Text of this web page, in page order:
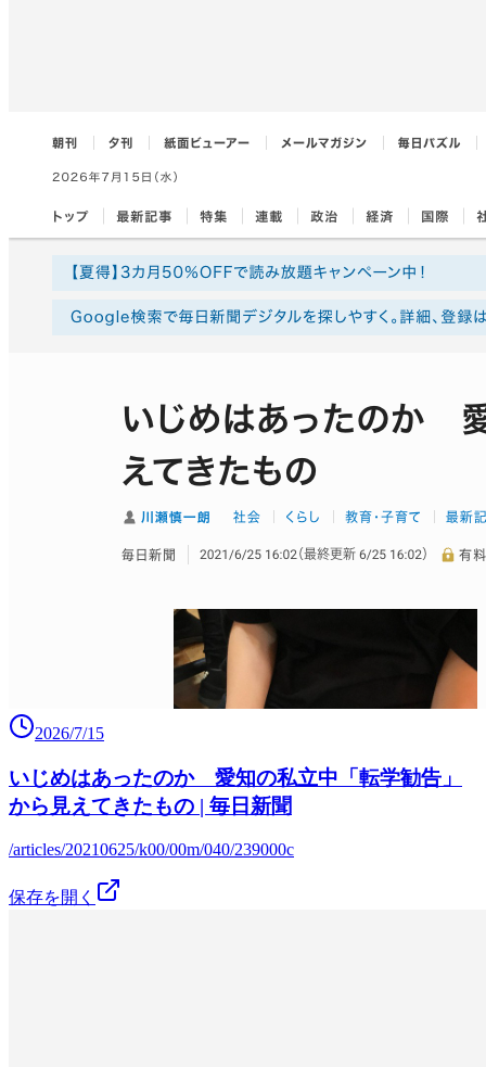
2026/7/15
いじめはあったのか 愛知の私立中「転学勧告」
から見えてきたもの | 毎日新聞
/articles/20210625/k00/00m/040/239000c
保存を開く